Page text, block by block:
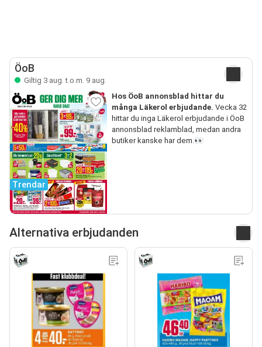
ÖoB
Giltig 3 aug. t.o.m. 9 aug.
Trendar
Hos ÖoB annonsblad hittar du
många Läkerol erbjudande. Vecka 32
hittar du inga Läkerol erbjudande i ÖoB
annonsblad reklamblad, medan andra
butiker kanske har dem.👀
Alternativa erbjudanden